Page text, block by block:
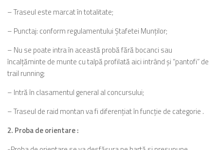
– Traseul este marcat în totalitate;
– Punctaj: conform regulamentului Ştafetei Munţilor;
– Nu se poate intra în această probă fără bocanci sau
încalţăminte de munte cu talpă profilată aici intrând şi “pantofi” de
trail running;
– Intră în clasamentul general al concursului;
– Traseul de raid montan va fi diferenţiat în funcţie de categorie .
2. Proba de orientare :